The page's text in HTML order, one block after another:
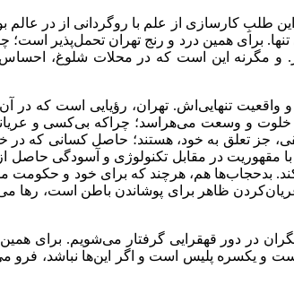
کارسازی از علم با روگردانی از در عالم
برای همین درد و رنج تهران تحمل‌پذیر است؛
و مگرنه این است که در محلات شلوغ،
واقعیت تنهایی‌اش. تهران، رؤیایی است که در
از خلوت و وسعت می‌هراسد؛ چراکه بی‌کسی و
جز تعلق به خود، هستند؛ حاصل کسانی که در
مقهوریت در مقابل تکنولوژی و آسودگی حاصل
بدحجاب‌ها هم، هرچند که برای خود و حکومت
ظاهر برای پوشاندن باطن است، رها
در دور قهقرایی گرفتار می‌شویم. برای همین
است و یکسره پلیس است و اگر این‌ها نباشد،